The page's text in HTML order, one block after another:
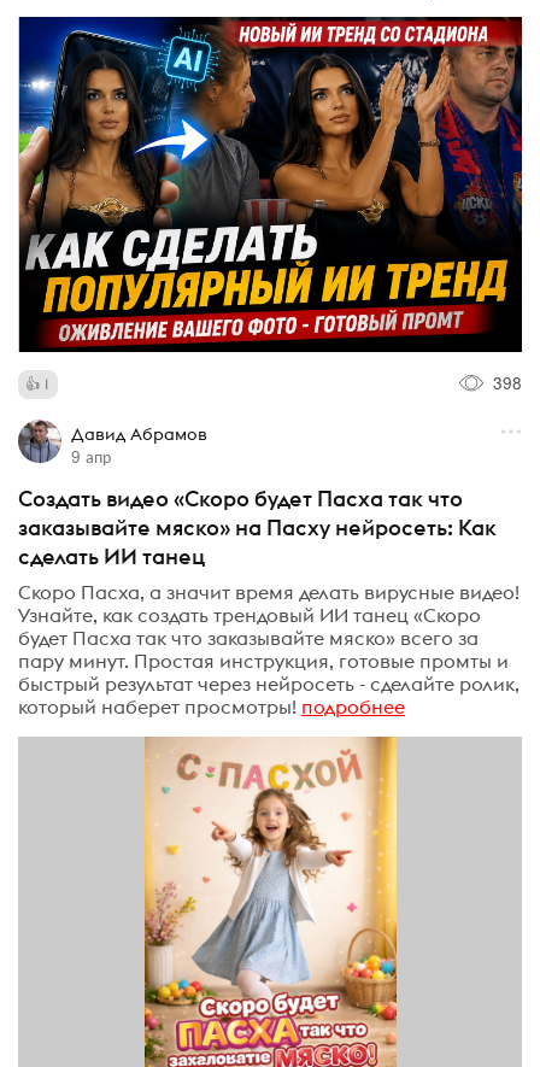
1 398
Давид Абрамов
9 апр
Создать видео «Скоро будет Пасха так что
заказывайте мяско» на Пасху нейросеть: Как
сделать ИИ танец
Скоро Пасха, а значит время делать вирусные видео!
Узнайте, как создать трендовый ИИ танец «Скоро
будет Пасха так что заказывайте мяско» всего за
пару минут. Простая инструкция, готовые промты и
быстрый результат через нейросеть - сделайте ролик,
который наберет просмотры! подробнее